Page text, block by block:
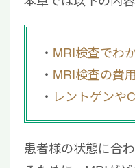
MRI検査でわ
MRI検査の費用
レントゲンや
患者様の状態に合